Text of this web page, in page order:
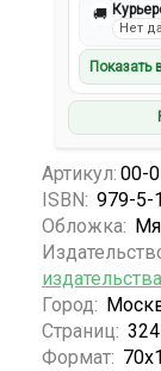
🚚
Нет
Показать
Артикул: 00-
ISBN: 979-5-
Обложка:
издательства
Город:
Страниц: 324
Формат: